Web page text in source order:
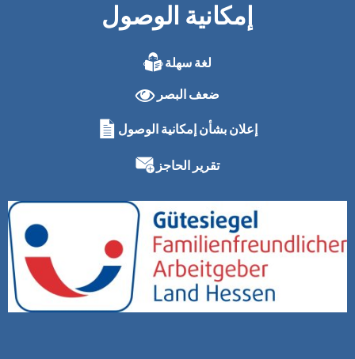
إمكانية الوصول
لغة سهلة
ضعف البصر
إعلان بشأن إمكانية الوصول
تقرير الحاجز